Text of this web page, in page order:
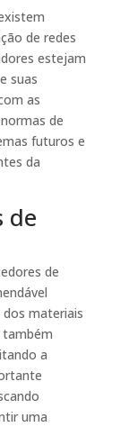
de redes
estejam
suas
as
de
futuros e
da
de
de
dos materiais
também
a
uma